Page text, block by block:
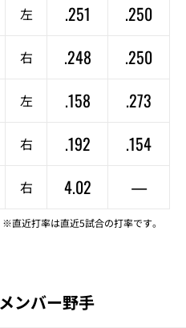
左 .251
.250
右 .248
.250
左 .158
.273
右 .192
.154
右 4.02 —
※直近打率は直近5試合の打率です。
ンバー野手